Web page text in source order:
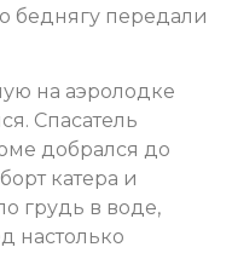
беднягу передали
на аэролодке
Спасатель
добрался до
катера и
грудь в воде,
настолько